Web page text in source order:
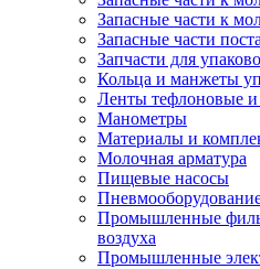
Запасные части к
Запасные части
Запчасти для
Кольца и манжеты
Ленты тефлоновые и
Манометры
Материалы и
Молочная арматура
Пищевые насосы
Промышленные
воздуха
Промышленные